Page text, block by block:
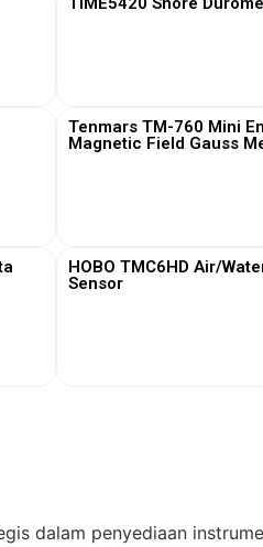
Tenmars TM-760 Mini
Magnetic Field Gauss
HOBO TMC6HD Air/
Sensor
dalam penyediaan